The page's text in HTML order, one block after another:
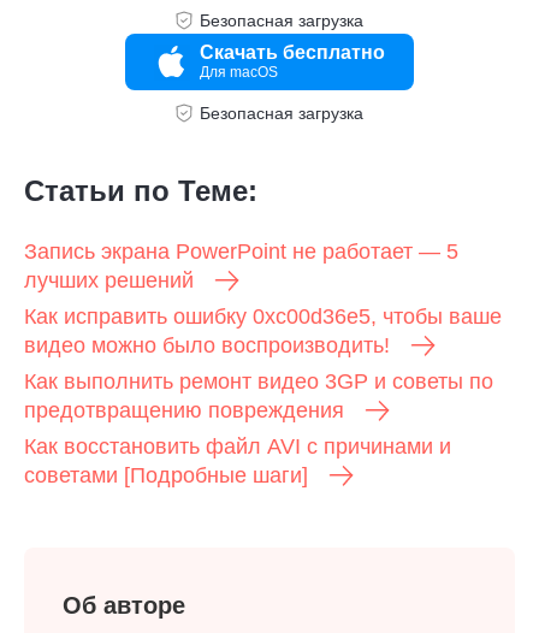
Безопасная загрузка
Скачать бесплатно
Для macOS
Безопасная загрузка
Статьи по Теме:
Запись экрана PowerPoint не работает — 5
лучших решений
Как исправить ошибку 0xc00d36e5, чтобы ваше
видео можно было воспроизводить!
Как выполнить ремонт видео 3GP и советы по
предотвращению повреждения
Как восстановить файл AVI с причинами и
советами [Подробные шаги]
Об авторе